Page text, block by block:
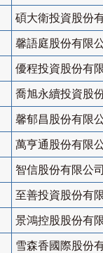
碩大衛投資股份
馨語庭股份有限
優程投資股份有
喬旭永續投資股
馨郁昌股份有限
萬亨通股份有限
智信股份有限公司
至善投資股份有
景鴻控股股份有
雪森香國際股份